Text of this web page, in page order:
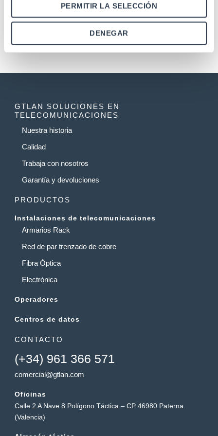
PERMITIR LA SELECCIÓN
DENEGAR
3 →
GTLAN SOLUCIONES EN
TELECOMUNICACIONES
Nuestra historia
Calidad
Trabaja con nosotros
Garantía y devoluciones
PRODUCTOS
Instalaciones de telecomunicaciones
Armarios Rack
Red de par trenzado de cobre
Fibra Óptica
Electrónica
Operadores
Centros de datos
CONTACTO
(+34) 961 366 571
comercial@gtlan.com
Oficinas
Calle 2 A Nave 8 Polígono Táctica – CP 46980 Paterna
(Valencia)